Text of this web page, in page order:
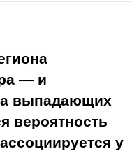
— и
выпадающих
вероятность
у